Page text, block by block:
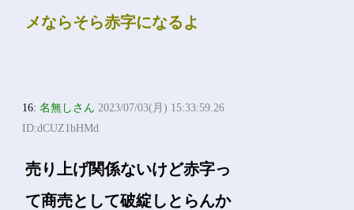
メならそら赤字になるよ
16:名無しさん 2023/07/03(月) 15:33:59.26
ID:dCUZ1bHMd
売り上げ関係ないけど赤字っ
て商売として破綻しとらんか